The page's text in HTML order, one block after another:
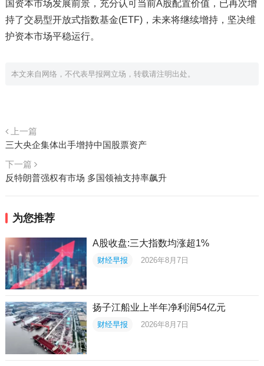
国资本市场发展前景，充分认可当前A股配置价值，已再次增
持了交易型开放式指数基金(ETF)，未来将继续增持，坚决维
护资本市场平稳运行。
本文来自网络，不代表早报网立场，转载请注明出处。
上一篇
三大央企集体出手增持中国股票资产
下一篇
反特朗普强权有市场 多国领袖支持率飙升
为您推荐
A股收盘:三大指数均涨超1%
财经早报 2026年8月7日
扬子江船业上半年净利润54亿元
财经早报 2026年8月7日